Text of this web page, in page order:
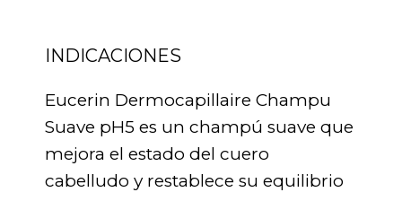
INDICACIONES
Eucerin Dermocapillaire Champu
Suave pH5 es un champú suave que
mejora el estado del cuero
cabelludo y restablece su equilibrio